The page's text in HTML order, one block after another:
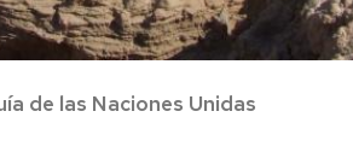
de las Naciones Unidas